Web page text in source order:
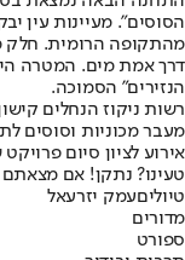
הסוסים". מעיינות עין
מהתקופה הרומית. חלק
דרך אמת מים. המטרה
הנזירים" הסמוכה.
רשות ניקוז הנחלים
אירוע לציון סיום
טעינו? נתקן! אם
טיוליםעמק יזרעאל
מדורים
ספורט